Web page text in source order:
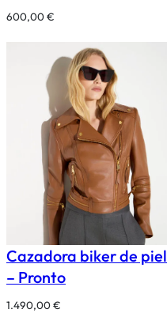
600,00€
Cazadora biker de piel
– Pronto
1.490,00€